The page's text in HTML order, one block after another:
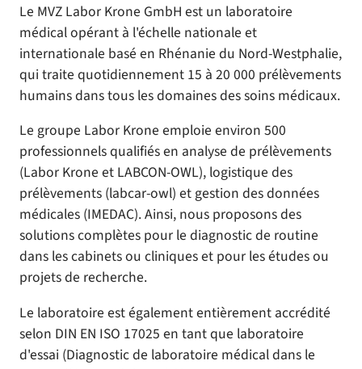
Le MVZ Labor Krone GmbH est un laboratoire
médical opérant à l'échelle nationale et
internationale basé en Rhénanie du Nord-Westphalie,
qui traite quotidiennement 15 à 20 000 prélèvements
humains dans tous les domaines des soins médicaux.
Le groupe Labor Krone emploie environ 500
professionnels qualifiés en analyse de prélèvements
(Labor Krone et LABCON-OWL), logistique des
prélèvements (labcar-owl) et gestion des données
médicales (IMEDAC). Ainsi, nous proposons des
solutions complètes pour le diagnostic de routine
dans les cabinets ou cliniques et pour les études ou
projets de recherche.
Le laboratoire est également entièrement accrédité
selon DIN EN ISO 17025 en tant que laboratoire
d'essai (Diagnostic de laboratoire médical dans le